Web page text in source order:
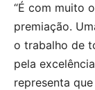
“É com muito
premiação.
o trabalho de
pela
representa